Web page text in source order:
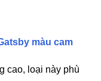
màu cam
cao, loại này phù